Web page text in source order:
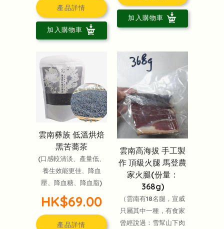
產品詳情
加入購物車
加入購物車
雲南彝族 低溫烘焙
黑苦蕎茶
(口感較清淡、產量低、
養生效能更佳、降血
壓、降血糖、降血脂)
HK$69.00
產品詳情
雲南高海拔 手工製
作 頂級火腿 馬登農
家火腿(份量：
368g)
（雲南有18名腿，宣威
只屬其中一種，有食家
曾經說過：雪幫山下肉